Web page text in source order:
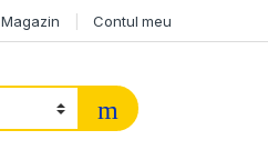
Magazin Contul meu